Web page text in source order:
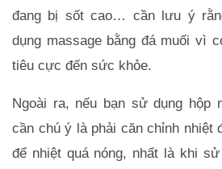
đang bị sốt cao… cần lưu ý
dụng massage bằng đá muối vì
tiêu cực đến sức khỏe.
Ngoài ra, nếu bạn sử dụng hộp
cần chú ý là phải căn chỉnh nhiệt
để nhiệt quá nóng, nhất là khi